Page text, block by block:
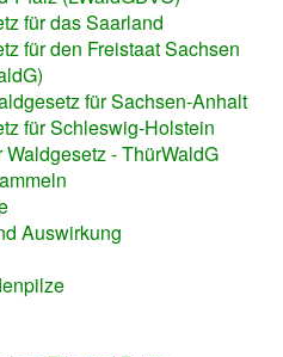
für das Saarland
für den Freistaat Sachsen
für Sachsen-Anhalt
für Schleswig-Holstein
- ThürWaldG
Auswirkung